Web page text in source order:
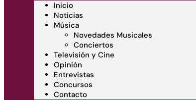
Inicio
Noticias
Música
Novedades Musicales
Conciertos
Televisión y Cine
Opinión
Entrevistas
Concursos
Contacto